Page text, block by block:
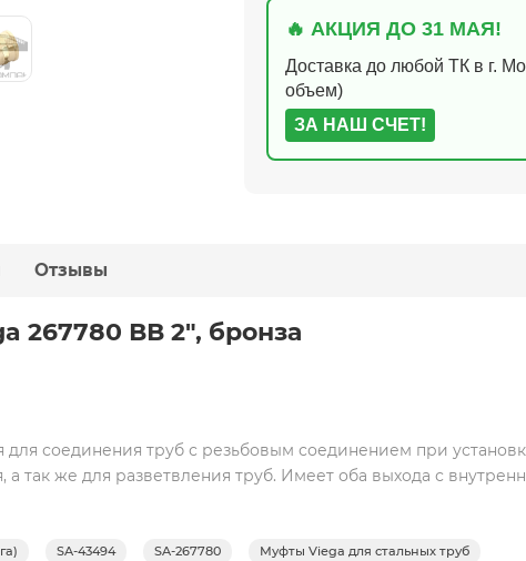
🔥 АКЦИЯ ДО 31 МАЯ!
Доставка до любой ТК в г.
объем)
ЗА НАШ СЧЕТ!
Отзывы
267780 ВВ 2", бронза
для соединения труб с резьбовым соединением при
так же для разветвления труб. Имеет оба выхода с
SA-43494 SA-267780 Муфты Viega для стальных труб